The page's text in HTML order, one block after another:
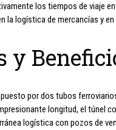
los tiempos de viaje
la logística de mercancías y
y
por dos tubos
longitud, el túnel
logística con pozos de